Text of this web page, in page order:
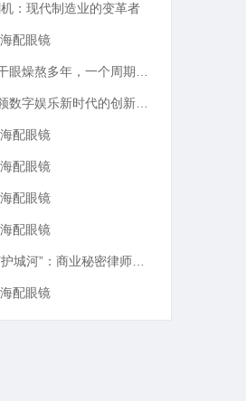
：现代制造业的变革者
配眼镜
配眼镜
配眼镜
配眼镜
配眼镜
配眼镜